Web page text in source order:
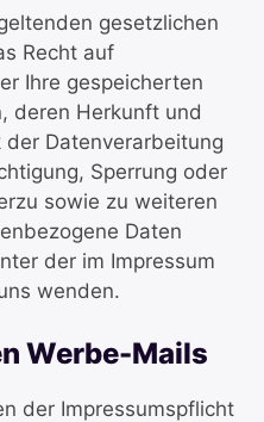
gesetzlichen
Recht auf
Ihre gespeicherten
deren Herkunft und
Datenverarbeitung
Sperrung oder
sowie zu weiteren
Daten
der im Impressum
wenden.
Werbe-Mails
der Impressumspflicht